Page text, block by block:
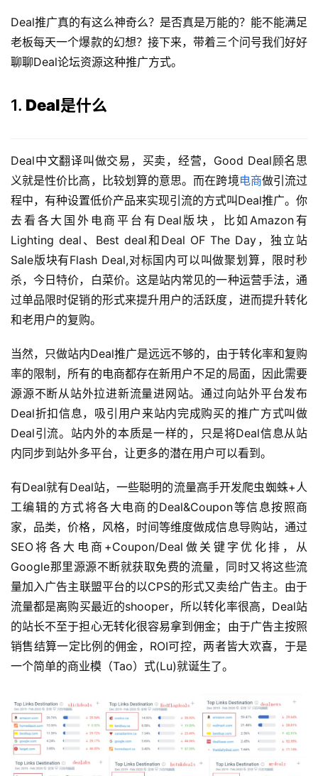
Deal推广真的有这么神奇么？是否真是万能的？能不能满足
老板每天一个爆款的幻想？接下来，带着三个问号我们好好
聊聊Deal论坛资源这种推广方式。
1. Deal是什么
Deal中文翻译叫做交易，买卖，经营，Good Deal顾名思
义就是性价比高，比较划算的意思。而在跨境电商做引流过
程中，有种设置低价产品来实现引流的方式叫Deal推广。你
去看各大国外电商平台有Deal版块，比如Amazon有
Lighting deal、Best deal和Deal OF The Day，独立站
Sale版块有Flash Deal,对标国内可以叫做聚划算，限时秒
杀，今日特价，白菜价。这是站内常见的一种运营手法，通
过单品限时促销的形式来提升用户的活跃度，进而提升转化
和老用户的复购。
当然，只做站内Deal推广是远远不够的，由于转化率和复购
率的限制，所有的电商都存在新用户不足的局面，因此需要
源源不断从站外拉进新流量进网站。通过向站外平台发布
Deal折扣信息，吸引用户来站内完成购买的推广方式叫做
Deal引流。站内外的本质是一样的，只是将Deal信息从站
内同步到站外多平台，让更多的潜在用户可以看到。
有Deal就有Deal站，一些聪明的流量高手开发爬虫蜘蛛+人
工编辑的方式将各大电商的Deal&Coupon等信息按照商
家，品类，价格，风格，时间等维度做成信息导购站，通过
SEO将各大电商+Coupon/Deal做关键字优化排，从
Google那里源源不断就获取免费的流量，同时又将这些流
量加入广告主联盟平台的以CPS的形式又卖给广告主。由于
流量都是离购买最近的shooper，所以转化率很高，Deal站
的站长不至于担心无转化很容易拿到佣金；由于广告主按照
销售结算一定比例的佣金，ROI可控，两者皆大欢喜，于是
一个简单的商业模（Tao）式(Lu)就诞生了。